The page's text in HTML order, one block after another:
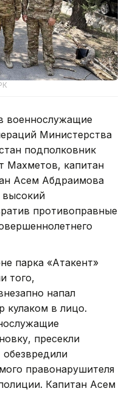
военнослужащие
Министерства
подполковник
Махметов, капитан
Асем Абдраимова
высокий
противоправные
парка «Атакент»
того,
напал
кулаком в лицо.
пресекли
правонарушителя
Капитан Асем